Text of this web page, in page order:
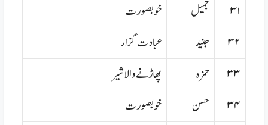
خوبصورت
جمیل
۳۱
عبادت گزار
جنید
۳۲
پھاڑنے والا شیر
حمزہ
۳۳
خوبصورت
حسن
۳۴